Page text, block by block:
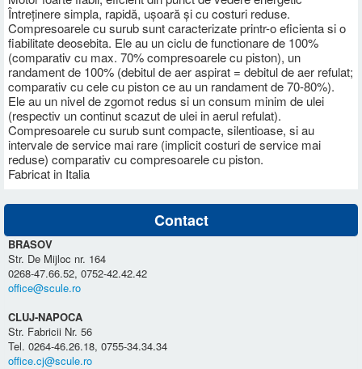
Întreținere simpla, rapidă, ușoară și cu costuri reduse.
Compresoarele cu surub sunt caracterizate printr-o eficienta si o
fiabilitate deosebita. Ele au un ciclu de functionare de 100%
(comparativ cu max. 70% compresoarele cu piston), un
randament de 100% (debitul de aer aspirat = debitul de aer refulat;
comparativ cu cele cu piston ce au un randament de 70-80%).
Ele au un nivel de zgomot redus si un consum minim de ulei
(respectiv un continut scazut de ulei in aerul refulat).
Compresoarele cu surub sunt compacte, silentioase, si au
intervale de service mai rare (implicit costuri de service mai
reduse) comparativ cu compresoarele cu piston.
Fabricat in Italia
Contact
BRASOV
Str. De Mijloc nr. 164
0268-47.66.52, 0752-42.42.42
office@scule.ro
CLUJ-NAPOCA
Str. Fabricii Nr. 56
Tel. 0264-46.26.18, 0755-34.34.34
office.cj@scule.ro